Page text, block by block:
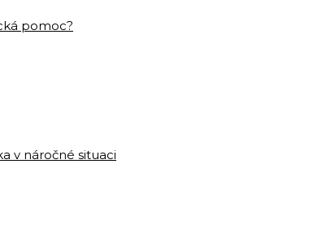
pomoc?
v náročné situaci